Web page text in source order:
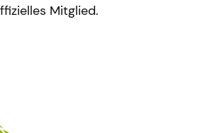
Mitglied.